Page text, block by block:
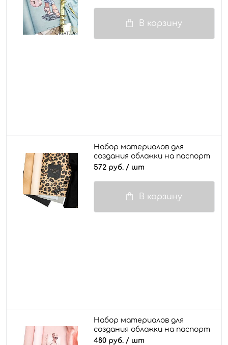
В корзину
Набор материалов для
создания обложки на паспорт
/ документы "Будь лучшей
572 руб. / шт
В корзину
Набор материалов для
создания обложки на паспорт
/ документы "Мелина"
480 руб. / шт